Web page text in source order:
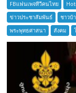
FBแฟนเพจทีวีคนไทย
ข่าวประชาสัมพันธ์
ชาวบ้
พระพุทธศาสนา
สังคม